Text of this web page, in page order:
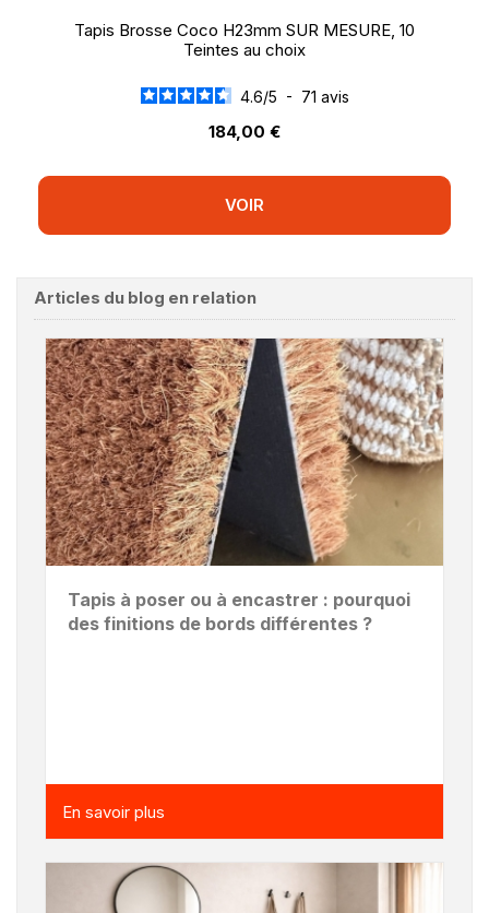
Tapis Brosse Coco H23mm SUR MESURE, 10
Teintes au choix
4.6/5 - 71 avis
184,00 €
VOIR
Articles du blog en relation
Tapis à poser ou à encastrer : pourquoi
des finitions de bords différentes ?
En savoir plus